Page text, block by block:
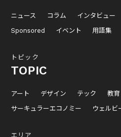
ニュース コラム インタビュー
Sponsored
イベント 用語集
トピック
TOPIC
アート デザイン テック 教育
サーキュラーエコノミー
ウェルビ
エリア